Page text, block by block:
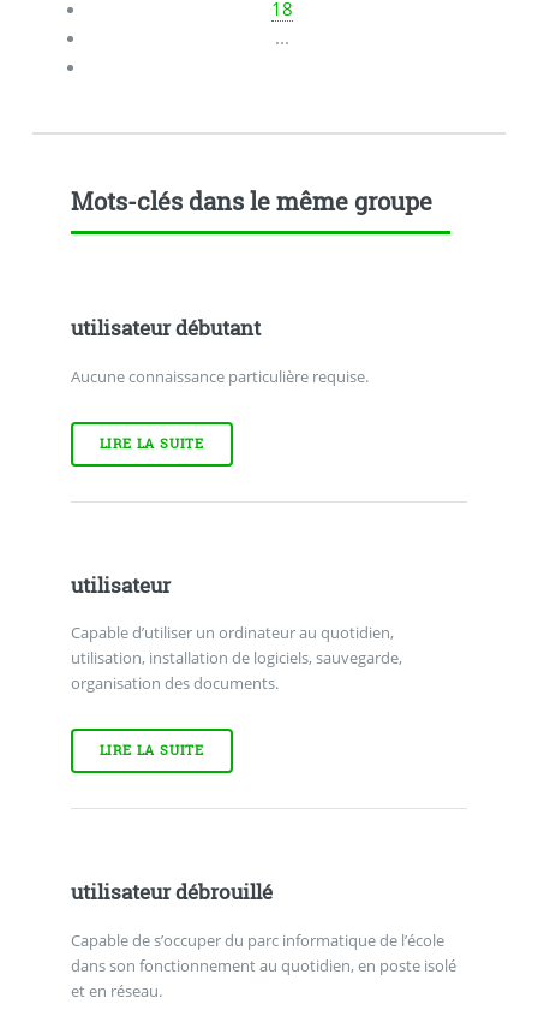
18
...
Mots-clés dans le même groupe
utilisateur débutant
Aucune connaissance particulière requise.
LIRE LA SUITE
utilisateur
Capable d’utiliser un ordinateur au quotidien,
utilisation, installation de logiciels, sauvegarde,
organisation des documents.
LIRE LA SUITE
utilisateur débrouillé
Capable de s’occuper du parc informatique de l’école
dans son fonctionnement au quotidien, en poste isolé
et en réseau.